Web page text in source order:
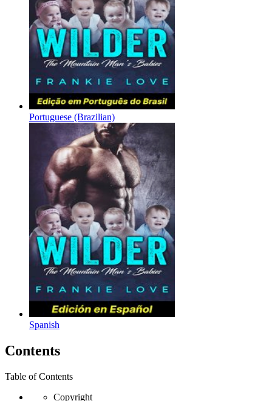
Portuguese (Brazilian)
Spanish
Contents
Table of Contents
Copyright